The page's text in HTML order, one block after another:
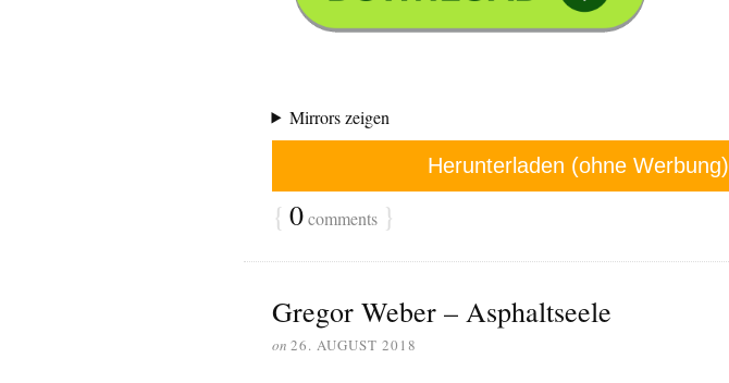
Mirrors zeigen
Herunterladen (ohne Werbung)
{ 0comments }
Gregor Weber – Asphaltseele
on 26. AUGUST 2018